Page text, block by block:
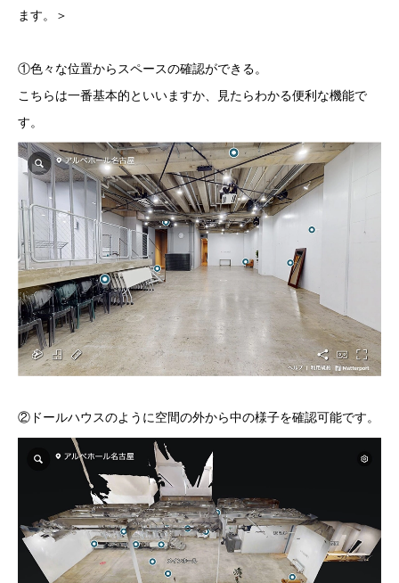
ます。＞
①色々な位置からスペースの確認ができる。
こちらは一番基本的といいますか、見たらわかる便利な機能で
す。
②ドールハウスのように空間の外から中の様子を確認可能です。